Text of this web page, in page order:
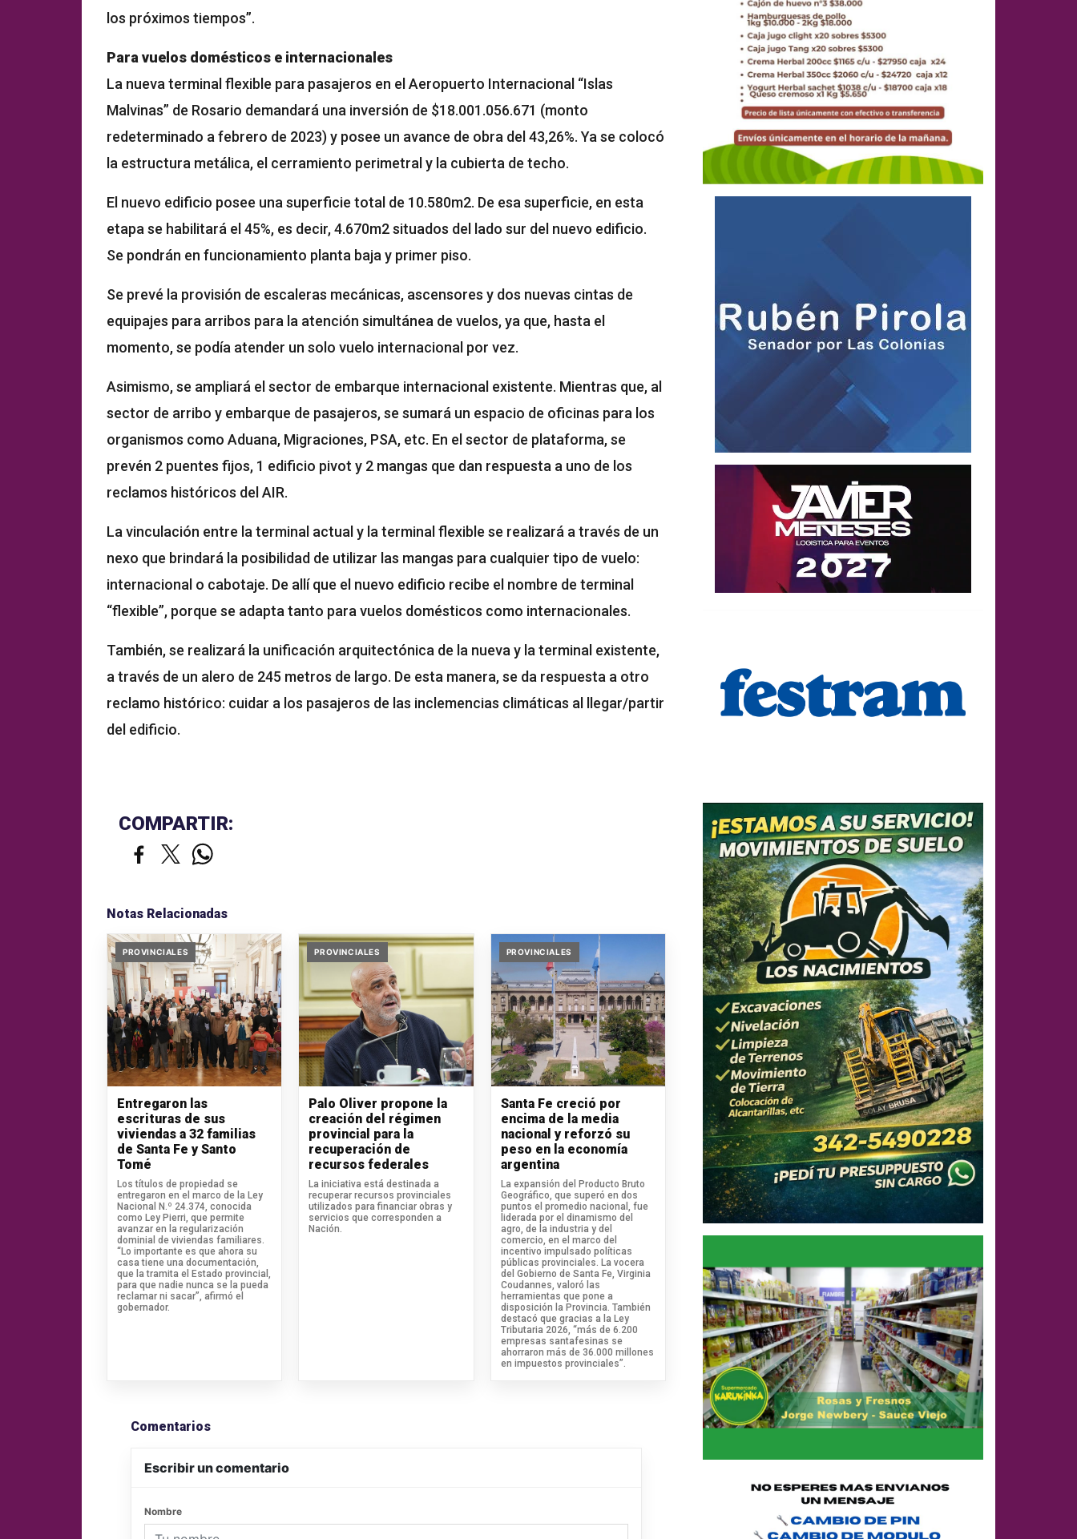
los próximos tiempos”.
Para vuelos domésticos e internacionales
La nueva terminal flexible para pasajeros en el Aeropuerto Internacional “Islas
Malvinas” de Rosario demandará una inversión de $18.001.056.671 (monto
redeterminado a febrero de 2023) y posee un avance de obra del 43,26%. Ya se colocó
la estructura metálica, el cerramiento perimetral y la cubierta de techo.
El nuevo edificio posee una superficie total de 10.580m2. De esa superficie, en esta
etapa se habilitará el 45%, es decir, 4.670m2 situados del lado sur del nuevo edificio.
Se pondrán en funcionamiento planta baja y primer piso.
Se prevé la provisión de escaleras mecánicas, ascensores y dos nuevas cintas de
equipajes para arribos para la atención simultánea de vuelos, ya que, hasta el
momento, se podía atender un solo vuelo internacional por vez.
Asimismo, se ampliará el sector de embarque internacional existente. Mientras que, al
sector de arribo y embarque de pasajeros, se sumará un espacio de oficinas para los
organismos como Aduana, Migraciones, PSA, etc. En el sector de plataforma, se
prevén 2 puentes fijos, 1 edificio pivot y 2 mangas que dan respuesta a uno de los
reclamos históricos del AIR.
La vinculación entre la terminal actual y la terminal flexible se realizará a través de un
nexo que brindará la posibilidad de utilizar las mangas para cualquier tipo de vuelo:
internacional o cabotaje. De allí que el nuevo edificio recibe el nombre de terminal
“flexible”, porque se adapta tanto para vuelos domésticos como internacionales.
También, se realizará la unificación arquitectónica de la nueva y la terminal existente,
a través de un alero de 245 metros de largo. De esta manera, se da respuesta a otro
reclamo histórico: cuidar a los pasajeros de las inclemencias climáticas al llegar/partir
del edificio.
COMPARTIR:
Notas Relacionadas
PROVINCIALES
Entregaron las
escrituras de sus
viviendas a 32 familias
de Santa Fe y Santo
Tomé
Los títulos de propiedad se
entregaron en el marco de la Ley
Nacional N.º 24.374, conocida
como Ley Pierri, que permite
avanzar en la regularización
dominial de viviendas familiares.
“Lo importante es que ahora su
casa tiene una documentación,
que la tramita el Estado provincial,
para que nadie nunca se la pueda
reclamar ni sacar”, afirmó el
gobernador.
PROVINCIALES
Palo Oliver propone la
creación del régimen
provincial para la
recuperación de
recursos federales
La iniciativa está destinada a
recuperar recursos provinciales
utilizados para financiar obras y
servicios que corresponden a
Nación.
PROVINCIALES
Santa Fe creció por
encima de la media
nacional y reforzó su
peso en la economía
argentina
La expansión del Producto Bruto
Geográfico, que superó en dos
puntos el promedio nacional, fue
liderada por el dinamismo del
agro, de la industria y del
comercio, en el marco del
incentivo impulsado políticas
públicas provinciales. La vocera
del Gobierno de Santa Fe, Virginia
Coudannes, valoró las
herramientas que pone a
disposición la Provincia. También
destacó que gracias a la Ley
Tributaria 2026, “más de 6.200
empresas santafesinas se
ahorraron más de 36.000 millones
en impuestos provinciales”.
Comentarios
Escribir un comentario
Nombre